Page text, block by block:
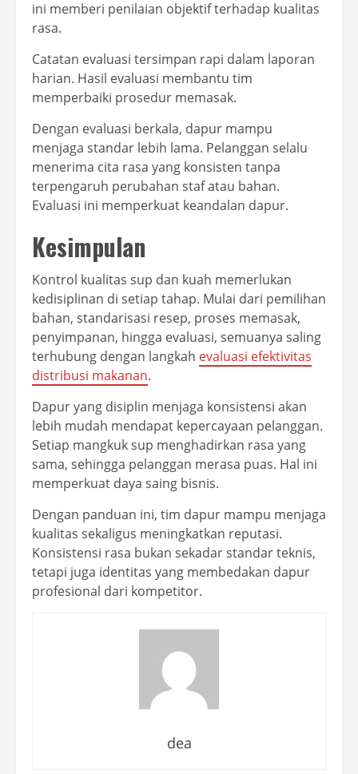
ini memberi penilaian objektif terhadap kualitas
rasa.
Catatan evaluasi tersimpan rapi dalam laporan
harian. Hasil evaluasi membantu tim
memperbaiki prosedur memasak.
Dengan evaluasi berkala, dapur mampu
menjaga standar lebih lama. Pelanggan selalu
menerima cita rasa yang konsisten tanpa
terpengaruh perubahan staf atau bahan.
Evaluasi ini memperkuat keandalan dapur.
Kesimpulan
Kontrol kualitas sup dan kuah memerlukan
kedisiplinan di setiap tahap. Mulai dari pemilihan
bahan, standarisasi resep, proses memasak,
penyimpanan, hingga evaluasi, semuanya saling
terhubung dengan langkah evaluasi efektivitas
distribusi makanan.
Dapur yang disiplin menjaga konsistensi akan
lebih mudah mendapat kepercayaan pelanggan.
Setiap mangkuk sup menghadirkan rasa yang
sama, sehingga pelanggan merasa puas. Hal ini
memperkuat daya saing bisnis.
Dengan panduan ini, tim dapur mampu menjaga
kualitas sekaligus meningkatkan reputasi.
Konsistensi rasa bukan sekadar standar teknis,
tetapi juga identitas yang membedakan dapur
profesional dari kompetitor.
dea